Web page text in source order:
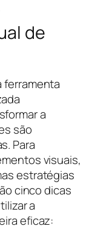
de
ferramenta
a
são
Para
visuais,
estratégias
cinco dicas
a
eficaz: